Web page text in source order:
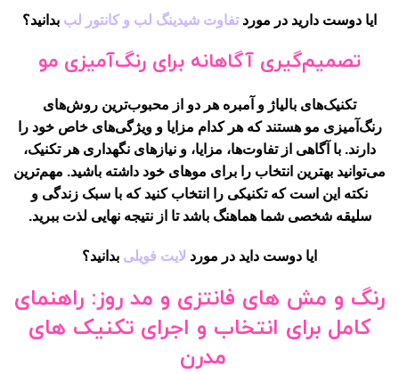
ایا دوست دارید در موردتفاوت شیدینگ لب و کانتور لب بدانید؟
تصمیم‌گیری آگاهانه برای رنگ‌آمیزی مو
تکنیک‌های بالیاژ و آمبره هر دو از محبوب‌ترین روش‌های
رنگ‌آمیزی مو هستند که هر کدام مزایا و ویژگی‌های خاص خود را
دارند. با آگاهی از تفاوت‌ها، مزایا، و نیازهای نگهداری هر تکنیک،
می‌توانید بهترین انتخاب را برای موهای خود داشته باشید. مهم‌ترین
نکته این است که تکنیکی را انتخاب کنید که با سبک زندگی و
سلیقه شخصی شما هماهنگ باشد تا از نتیجه نهایی لذت ببرید.
ایا دوست داید در مورد لایت فویلی بدانید؟
رنگ و مش های فانتزی و مد روز: راهنمای
کامل برای انتخاب و اجرای تکنیک های
مدرن